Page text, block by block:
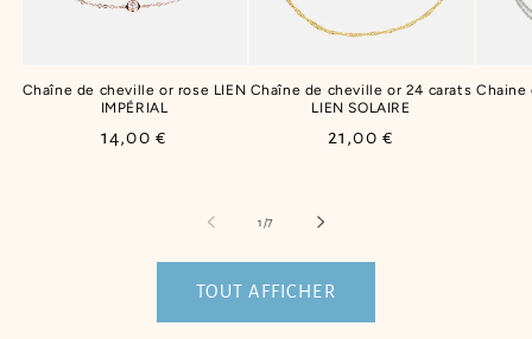
Chaîne de cheville or rose LIEN
IMPÉRIAL
Prix
14,00 €
Chaîne de cheville or 24 carats
LIEN SOLAIRE
Prix
21,00 €
Chaine
1 /de
7
TOUT AFFICHER